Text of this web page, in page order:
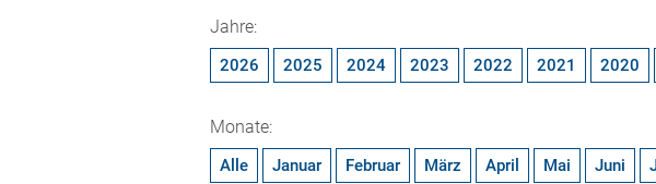
Jahre:
2026 2025 2024 2023 2022 2021 2020
Monate:
Alle Januar Februar März April Mai Juni